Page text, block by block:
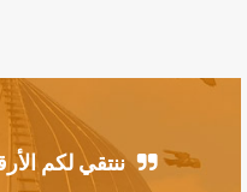
ننتقي لكم